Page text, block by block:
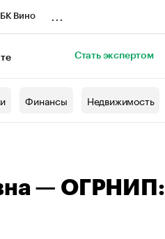
Вино
Стать экспертом
Финансы Недвижимость
— ОГРНИП: